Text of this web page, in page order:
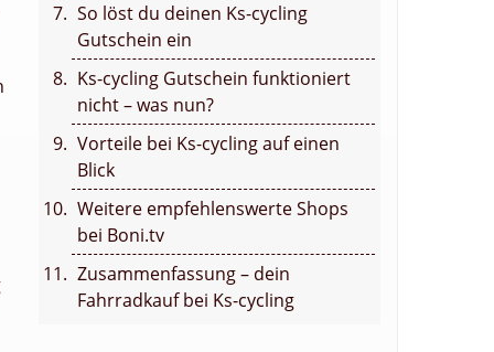
So löst du deinen Ks-cycling
Gutschein ein
Ks-cycling Gutschein funktioniert
nicht – was nun?
Vorteile bei Ks-cycling auf einen
Blick
Weitere empfehlenswerte Shops
bei Boni.tv
Zusammenfassung – dein
Fahrradkauf bei Ks-cycling